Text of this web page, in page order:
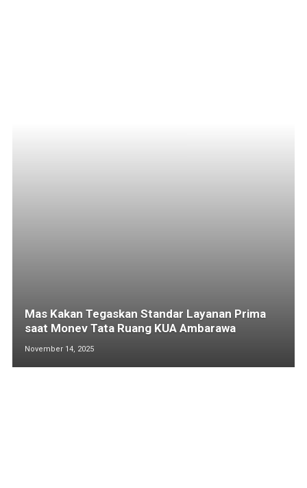
Mas Kakan Tegaskan Standar Layanan Prima
saat Monev Tata Ruang KUA Ambarawa
November 14, 2025